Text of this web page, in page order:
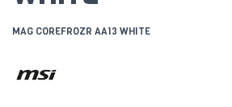
MAG COREFROZR AA13 WHITE